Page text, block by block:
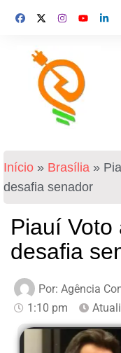
Início » Brasília »
desafia senador
Piauí
desafia
Por: Agência
1:10 pm